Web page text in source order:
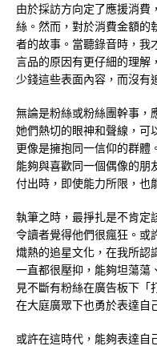
由於採訪方向定了應援消費
絲。然而，對於消費金額的
者的故事。當聽錄音時，我
言品的原因有更仔細的理解
少錢這些表面內容，而沒有
無論是粉絲或粉絲團幹事，
她們熱切的眼神和聲線，可
更像是擁抱同一信仰的群
能夠與喜歡同一個偶像的朋
付出時，即使能力所限，也
執筆之時，最掙扎是不肯定
令讀者覺得他們很瘋狂。或
熾熱的追星文化，在我所認
一直都很壓抑，能夠坦蕩蕩
見不斷有粉絲在廣告板下「
在大庭廣眾下也勇於表達自
或許在這時代，能夠表達自